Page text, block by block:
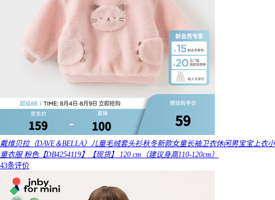
戴维贝拉（DAVE＆BELLA）儿童毛绒套头衫秋冬新款女童长袖卫衣休闲男宝宝上衣小
童衣服 粉色【DB4254119】【现货】 120 cm（建议身高110-120cm）
43条评价